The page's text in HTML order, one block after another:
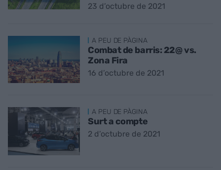
23 d’octubre de 2021
A PEU DE PÀGINA
Combat de barris: 22@ vs.
Zona Fira
16 d’octubre de 2021
A PEU DE PÀGINA
Surt a compte
2 d’octubre de 2021